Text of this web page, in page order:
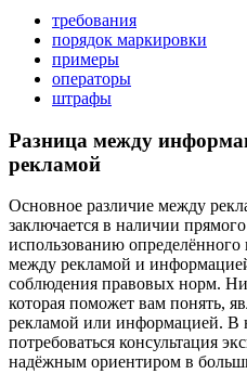
требования
порядок маркировки
примеры
операторы
штрафы
Разница между
рекламой
Основное различие между
заключается в наличии
использованию
между рекламой и
соблюдения правовых норм.
которая поможет вам понять,
рекламой или информацией. В
потребоваться консультация
надёжным ориентиром в